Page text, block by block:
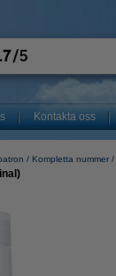
Kontakta oss
Kompletta nummer